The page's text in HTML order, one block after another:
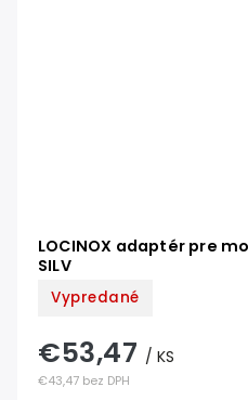
LOCINOX adaptér pre
SILV
Vypredané
€43,47 bez DPH
€53,47 / KS